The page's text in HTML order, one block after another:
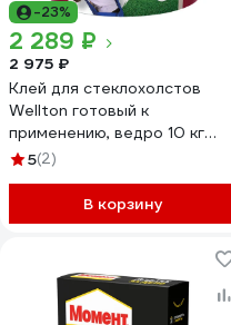
-23%
2 289 ₽
2 975 ₽
Клей для стеклохолстов
Wellton готовый к
применению, ведро 10 кг
GW-10
5(2)
В корзину